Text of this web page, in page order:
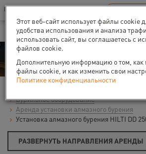
Ваш город:Нижний Новгород
В Вашем регионе нет наших офисов
Аренда
Бурильное оборудование
Аренда установки алмазного бурения
Установка алмазного бурения HILTI DD
РАЗВЕРНУТЬ НАПРАВЛЕНИЯ АРЕНДЫ
Этот веб-сайт использует файлы cookie
удобства использования и анализа
использовать сайт, вы соглашаетесь с
файлов cookie.
Дополнительную информацию о том, как
файлы cookie, и как изменить свои
Политике конфиденциальности